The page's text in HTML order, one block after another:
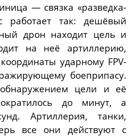
— связка «разведка-
работает так: дешёвый
дрон находит цель и
на неё артиллерию,
ударному FPV-
боеприпасу.
цели и её
до минут, а
Артиллерия, танки,
все они действуют с